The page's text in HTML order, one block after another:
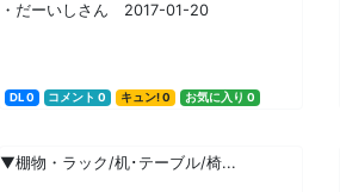
・だーいしさん 2017-01-20
DL 0 コメント 0 キュン! 0 お気に入り 0
▼棚物・ラック/机･テーブル/椅...